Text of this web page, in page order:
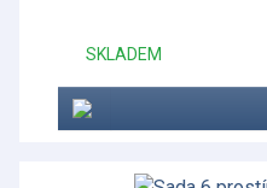
SKLADEM